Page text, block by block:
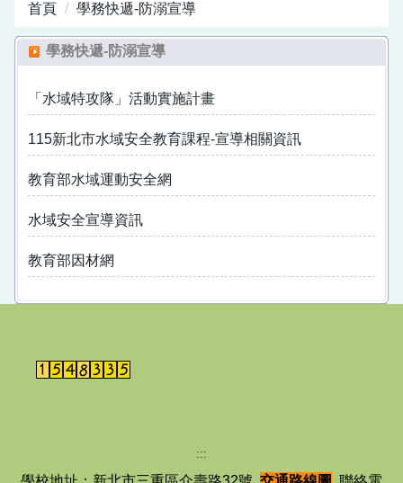
推動藥物防治專區
交通安全教育專區
學生安全教育專區
防詐騙專區
防溺宣導
性別平等教育專區
首頁 學務快遞-防溺宣導
學務快遞-防溺宣導
「水域特攻隊」活動實施計畫
115新北市水域安全教育課程-宣導相關資訊
教育部水域運動安全網
水域安全宣導資訊
教育部因材網
:::